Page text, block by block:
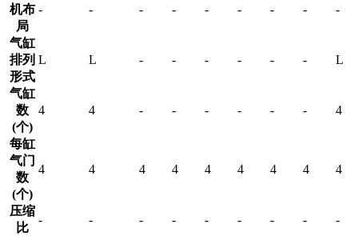
机布
局
- - - - - - - - -
气缸
排列
形式
L L - - - - - - L
气缸
数
(个)
4 4 - - - - - - 4
每缸
气门
数
(个)
4 4 4 4 4 4 4 4 4
压缩
比
- - - - - - - -
-